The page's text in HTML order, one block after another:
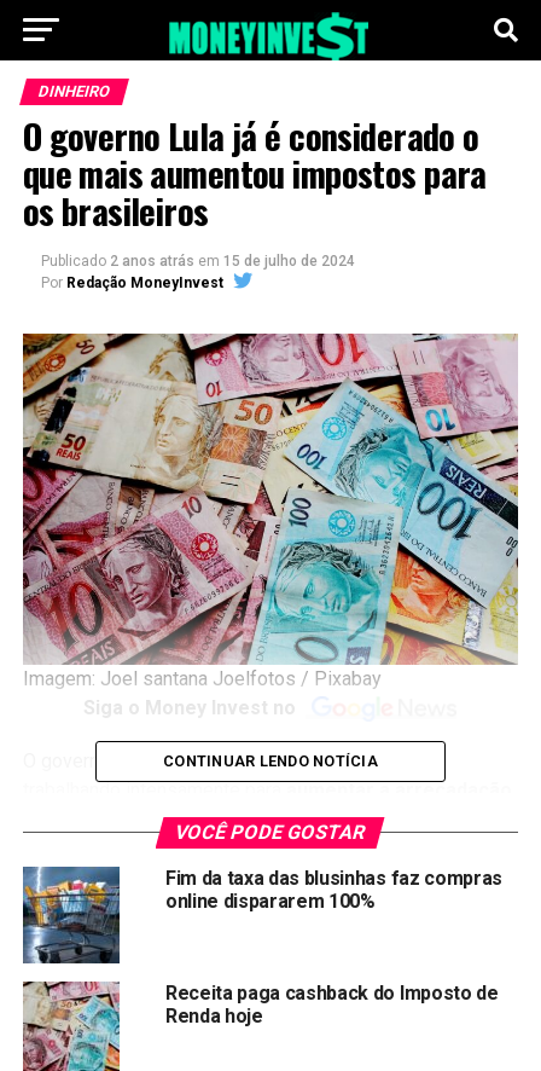
DINHEIRO
O governo Lula já é considerado o
que mais aumentou impostos para
os brasileiros
Publicado 2 anos atrás em 15 de julho de 2024
Por Redação MoneyInvest
Imagem: Joel santana Joelfotos / Pixabay
Siga o Money Invest no
O governo de Luiz Inácio Lula da Silva (PT) está
trabalhando intensamente paraaumentar a arrecadação
. A responsabilidade de implementar essas
medidas recai sobre o atual Ministro da Fazenda,
Fernando Haddad. Várias ações foram anunciadas, e a
equipe econômica estima que possam gerar mais de R$
200 bilhões em receitas.
No primeiro trimestre, a arrecadação federal aumentou
8,4% em comparação com o mesmo período do ano
anterior. O crescimento real foi de 7,2%, o melhor
CONTINUAR LENDO NOTÍCIA
VOCÊ PODE GOSTAR
Fim da taxa das blusinhas faz compras
online dispararem 100%
Receita paga cashback do Imposto de
Renda hoje